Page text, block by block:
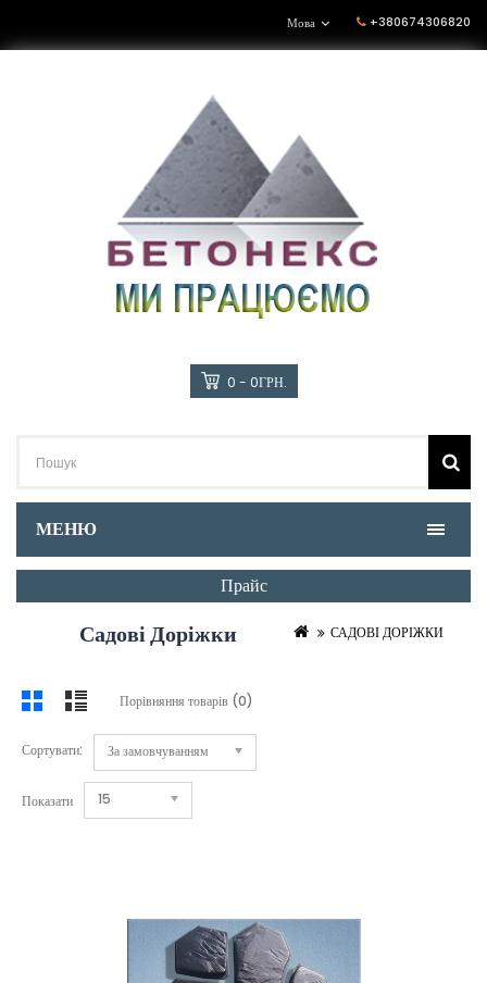
+380674306820
Мова
0 - 0ГРН.
МЕНЮ
Прайс
САДОВІ ДОРІЖКИ
Садові Доріжки
Порівняння товарів (0)
Сортувати: За замовчуванням
Показати 15